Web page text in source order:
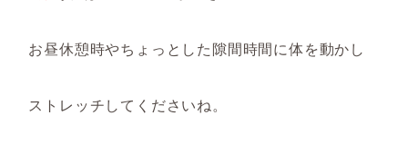
お昼休憩時やちょっとした隙間時間に体を動かし
ストレッチしてくださいね。